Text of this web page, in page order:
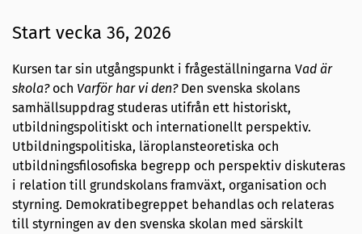
Start vecka 36, 2026
Kursen tar sin utgångspunkt i frågeställningarna Vad är
skola? och Varför har vi den?Den svenska skolans
samhällsuppdrag studeras utifrån ett historiskt,
utbildningspolitiskt och internationellt perspektiv.
Utbildningspolitiska, läroplansteoretiska och
utbildningsfilosofiska begrepp och perspektiv diskuteras
i relation till grundskolans framväxt, organisation och
styrning. Demokratibegreppet behandlas och relateras
till styrningen av den svenska skolan med särskilt